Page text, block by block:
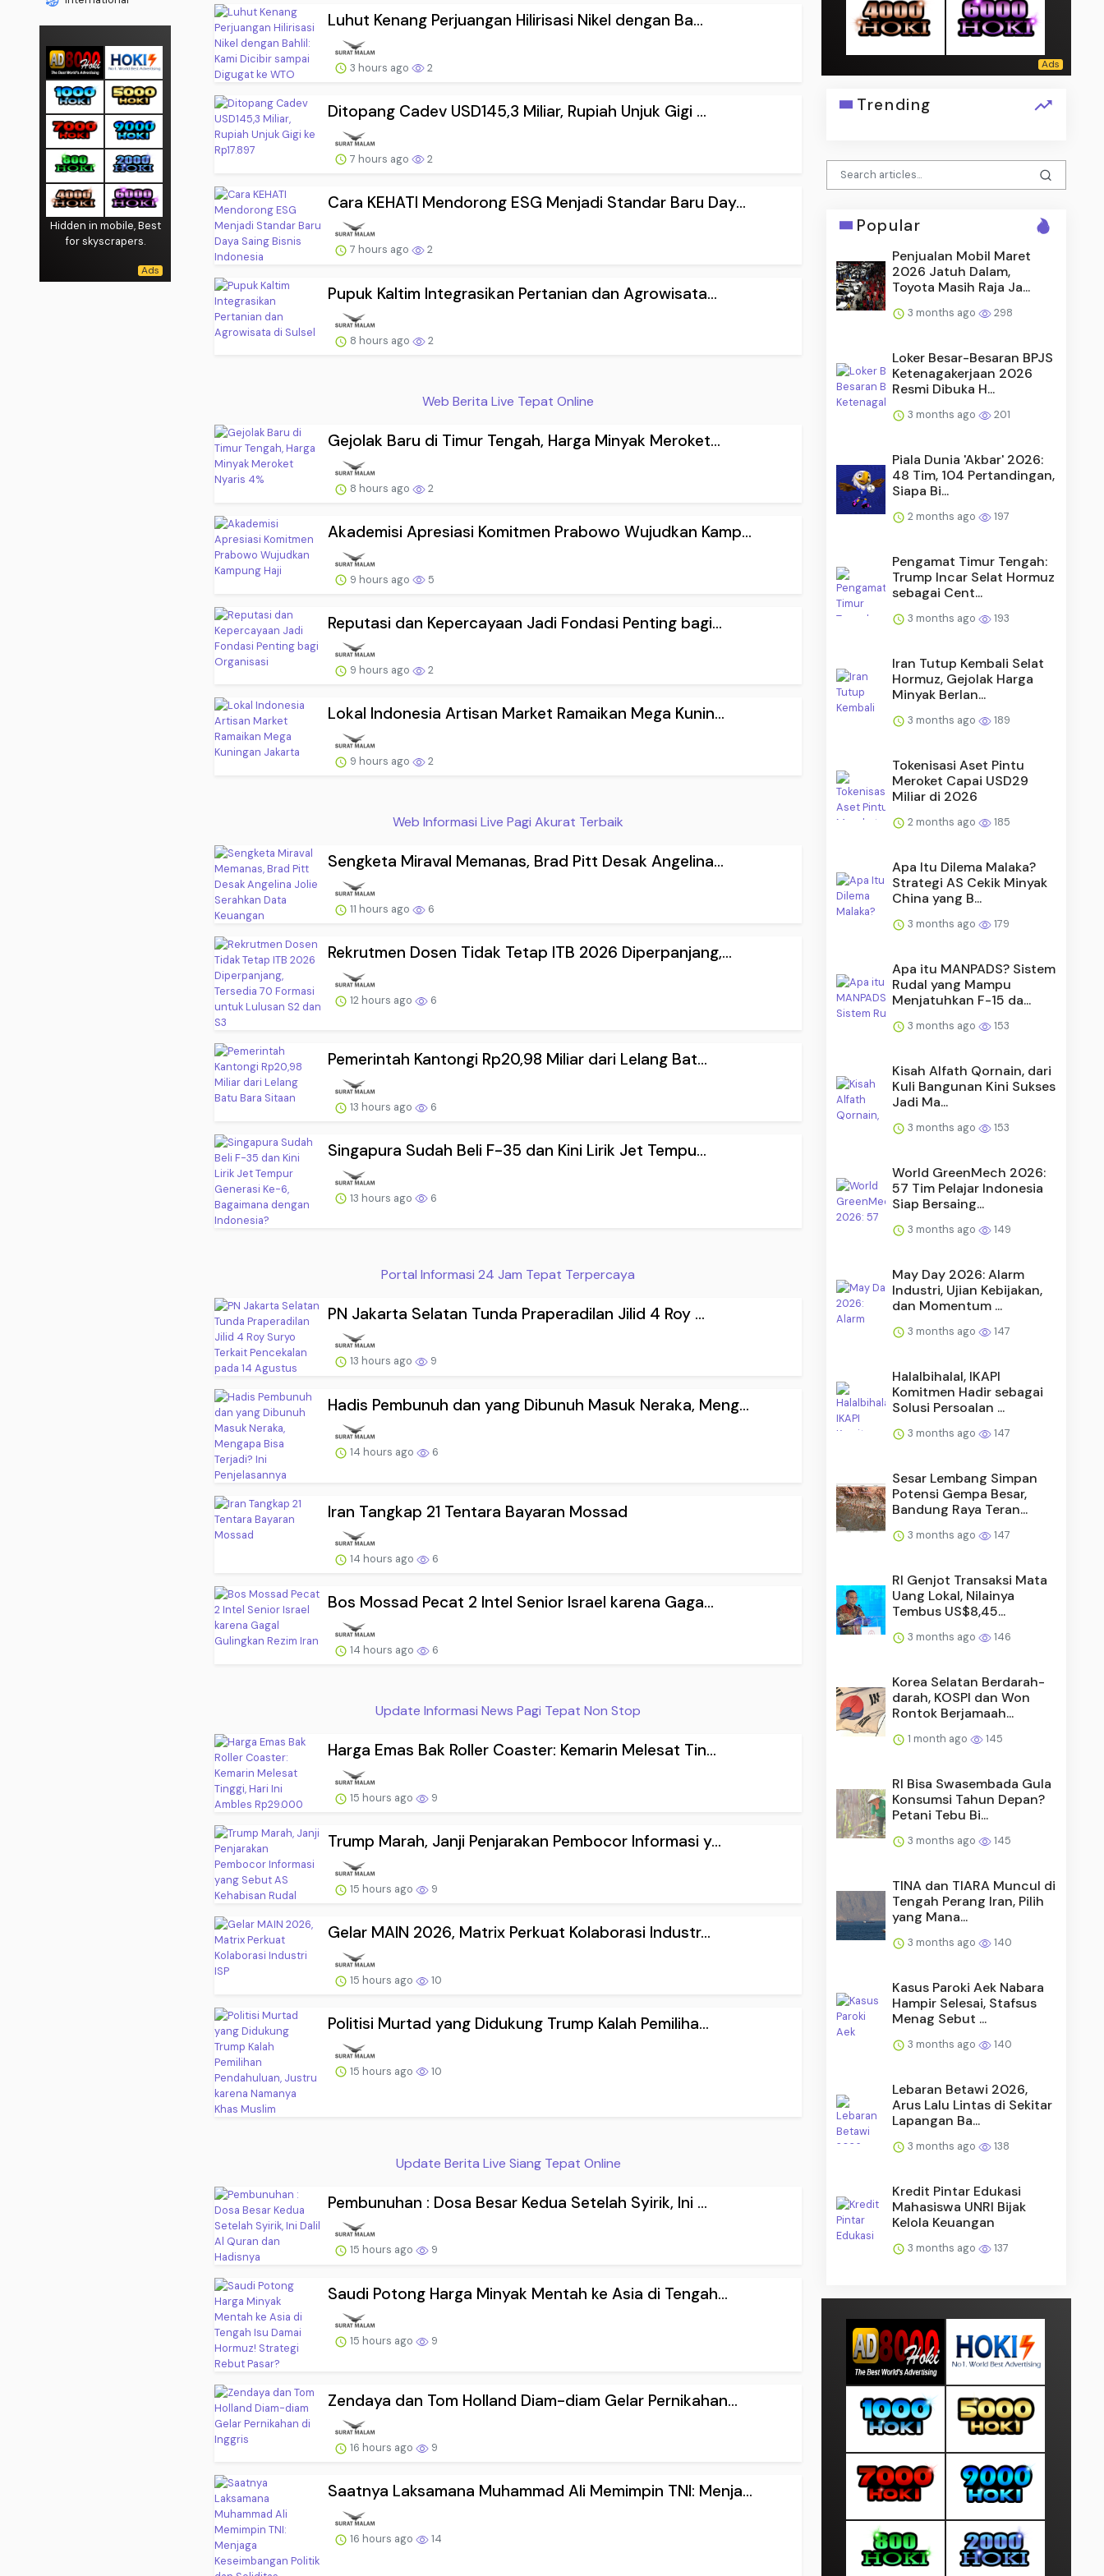
Hidden in mobile, Best
for skyscrapers.
Luhut Kenang Perjuangan Hilirisasi Nikel dengan Ba...
3 hours ago 2
Ditopang Cadev USD145,3 Miliar, Rupiah Unjuk Gigi ...
7 hours ago 2
Cara KEHATI Mendorong ESG Menjadi Standar Baru Day...
7 hours ago 2
Pupuk Kaltim Integrasikan Pertanian dan Agrowisata...
8 hours ago 2
Web Berita Live Tepat Online
Gejolak Baru di Timur Tengah, Harga Minyak Meroket...
8 hours ago 2
Akademisi Apresiasi Komitmen Prabowo Wujudkan Kamp...
9 hours ago 5
Reputasi dan Kepercayaan Jadi Fondasi Penting bagi...
9 hours ago 2
Lokal Indonesia Artisan Market Ramaikan Mega Kunin...
9 hours ago 2
Web Informasi Live Pagi Akurat Terbaik
Sengketa Miraval Memanas, Brad Pitt Desak Angelina...
11 hours ago 6
Rekrutmen Dosen Tidak Tetap ITB 2026 Diperpanjang,...
12 hours ago 6
Pemerintah Kantongi Rp20,98 Miliar dari Lelang Bat...
13 hours ago 6
Singapura Sudah Beli F-35 dan Kini Lirik Jet Tempu...
13 hours ago 6
Portal Informasi 24 Jam Tepat Terpercaya
PN Jakarta Selatan Tunda Praperadilan Jilid 4 Roy ...
13 hours ago 9
Hadis Pembunuh dan yang Dibunuh Masuk Neraka, Meng...
14 hours ago 6
Iran Tangkap 21 Tentara Bayaran Mossad
14 hours ago 6
Bos Mossad Pecat 2 Intel Senior Israel karena Gaga...
14 hours ago 6
Update Informasi News Pagi Tepat Non Stop
Harga Emas Bak Roller Coaster: Kemarin Melesat Tin...
15 hours ago 9
Trump Marah, Janji Penjarakan Pembocor Informasi y...
15 hours ago 9
Gelar MAIN 2026, Matrix Perkuat Kolaborasi Industr...
15 hours ago 10
Politisi Murtad yang Didukung Trump Kalah Pemiliha...
15 hours ago 10
Update Berita Live Siang Tepat Online
Pembunuhan : Dosa Besar Kedua Setelah Syirik, Ini ...
15 hours ago 9
Saudi Potong Harga Minyak Mentah ke Asia di Tengah...
15 hours ago 9
Zendaya dan Tom Holland Diam-diam Gelar Pernikahan...
16 hours ago 9
Saatnya Laksamana Muhammad Ali Memimpin TNI: Menja...
16 hours ago 14
Trending
Popular
Penjualan Mobil Maret
2026 Jatuh Dalam,
Toyota Masih Raja Ja...
3 months ago 298
Loker Besar-Besaran BPJS
Ketenagakerjaan 2026
Resmi Dibuka H...
3 months ago 201
Piala Dunia 'Akbar' 2026:
48 Tim, 104 Pertandingan,
Siapa Bi...
2 months ago 197
Pengamat Timur Tengah:
Trump Incar Selat Hormuz
sebagai Cent...
3 months ago 193
Iran Tutup Kembali Selat
Hormuz, Gejolak Harga
Minyak Berlan...
3 months ago 189
Tokenisasi Aset Pintu
Meroket Capai USD29
Miliar di 2026
2 months ago 185
Apa Itu Dilema Malaka?
Strategi AS Cekik Minyak
China yang B...
3 months ago 179
Apa itu MANPADS? Sistem
Rudal yang Mampu
Menjatuhkan F-15 da...
3 months ago 153
Kisah Alfath Qornain, dari
Kuli Bangunan Kini Sukses
Jadi Ma...
3 months ago 153
World GreenMech 2026:
57 Tim Pelajar Indonesia
Siap Bersaing...
3 months ago 149
May Day 2026: Alarm
Industri, Ujian Kebijakan,
dan Momentum ...
3 months ago 147
Halalbihalal, IKAPI
Komitmen Hadir sebagai
Solusi Persoalan ...
3 months ago 147
Sesar Lembang Simpan
Potensi Gempa Besar,
Bandung Raya Teran...
3 months ago 147
RI Genjot Transaksi Mata
Uang Lokal, Nilainya
Tembus US$8,45...
3 months ago 146
Korea Selatan Berdarah-
darah, KOSPI dan Won
Rontok Berjamaah...
1 month ago 145
RI Bisa Swasembada Gula
Konsumsi Tahun Depan?
Petani Tebu Bi...
3 months ago 145
TINA dan TIARA Muncul di
Tengah Perang Iran, Pilih
yang Mana...
3 months ago 140
Kasus Paroki Aek Nabara
Hampir Selesai, Stafsus
Menag Sebut ...
3 months ago 140
Lebaran Betawi 2026,
Arus Lalu Lintas di Sekitar
Lapangan Ba...
3 months ago 138
Kredit Pintar Edukasi
Mahasiswa UNRI Bijak
Kelola Keuangan
3 months ago 137